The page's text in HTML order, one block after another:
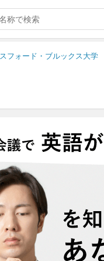
フォード・ブルックス大学